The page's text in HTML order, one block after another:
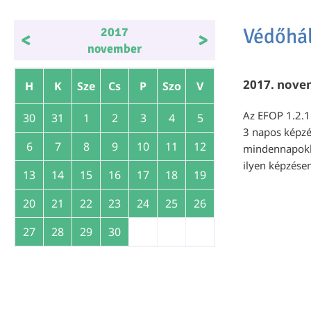
<
2017
november
>
H K Sze Cs P Szo V
30 31 1 2 3 4
5
6
7 8 9 10 11
12
13
14 15 16 17 18
19
20
21 22 23 24 25
26
27
28 29 30
2017.
Az EFOP
3 napos
ilyen